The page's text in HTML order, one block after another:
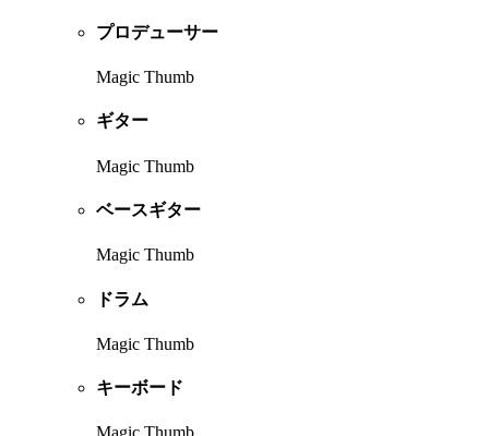
プロデューサー
Magic Thumb
ギター
Magic Thumb
ベースギター
Magic Thumb
ドラム
Magic Thumb
キーボード